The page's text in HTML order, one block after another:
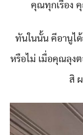
คุณทุกเรื่อง
ทันในนั้น คีอานูไ
หรือไม่ เมื่อคุณลุงต
สิ